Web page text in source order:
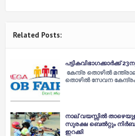
Related Posts:
പട്ടികവിഭാഗക്കാർക്ക്
കേന്ദ്ര തൊഴിൽ
തൊഴിൽ സേവന
നാല് വയസ്സില്‍
സുരക്ഷ ബെല്‍റ്റും
ഇറക്കി